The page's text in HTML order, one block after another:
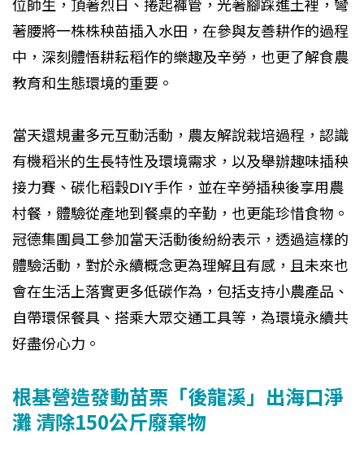
位師生，頂著烈日、捲起褲管，光著腳踩進土裡，彎
著腰將一株株秧苗插入水田，在參與友善耕作的過程
中，深刻體悟耕耘稻作的樂趣及辛勞，也更了解食農
教育和生態環境的重要。
當天還規畫多元互動活動，農友解說栽培過程，認識
有機稻米的生長特性及環境需求，以及舉辦趣味插秧
接力賽、碳化稻穀DIY手作，並在辛勞插秧後享用農
村餐，體驗從產地到餐桌的辛勤，也更能珍惜食物。
冠德集團員工參加當天活動後紛紛表示，透過這樣的
體驗活動，對於永續概念更為理解且有感，且未來也
會在生活上落實更多低碳作為，包括支持小農產品、
自帶環保餐具、搭乘大眾交通工具等，為環境永續共
好盡份心力。
根基營造發動苗栗「後龍溪」出海口淨
灘 清除150公斤廢棄物